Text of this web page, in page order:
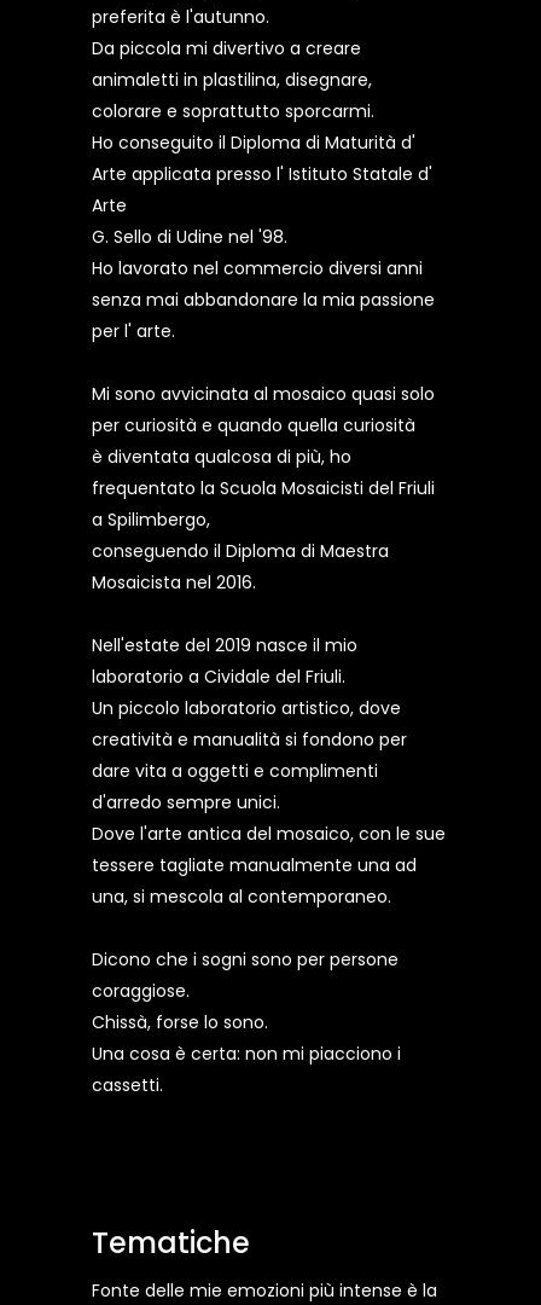
preferita è l'autunno.
Da piccola mi divertivo a creare
animaletti in plastilina, disegnare,
colorare e soprattutto sporcarmi.
Ho conseguito il Diploma di Maturità d'
Arte applicata presso l' Istituto Statale d'
Arte
G. Sello di Udine nel '98.
Ho lavorato nel commercio diversi anni
senza mai abbandonare la mia passione
per l' arte.
Mi sono avvicinata al mosaico quasi solo
per curiosità e quando quella curiosità
è diventata qualcosa di più, ho
frequentato la Scuola Mosaicisti del Friuli
a Spilimbergo,
conseguendo il Diploma di Maestra
Mosaicista nel 2016.
Nell'estate del 2019 nasce il mio
laboratorio a Cividale del Friuli.
Un piccolo laboratorio artistico, dove
creatività e manualità si fondono per
dare vita a oggetti e complimenti
d'arredo sempre unici.
Dove l'arte antica del mosaico, con le sue
tessere tagliate manualmente una ad
una, si mescola al contemporaneo.
Dicono che i sogni sono per persone
coraggiose.
Chissà, forse lo sono.
Una cosa è certa: non mi piacciono i
cassetti.
Tematiche
Fonte delle mie emozioni più intense è la